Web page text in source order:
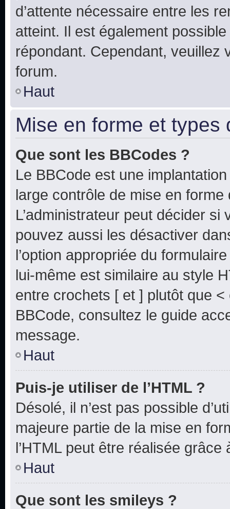
d’attente nécessaire entre les
atteint. Il est également
répondant. Cependant,
forum.
Haut
Mise en forme et types
Que sont les BBCodes ?
Le BBCode est une
large contrôle de mise en forme
L’administrateur peut décider
pouvez aussi les désactiver
l’option appropriée du
lui-même est similaire au style
entre crochets [ et ] plutôt que
BBCode, consultez le guide
message.
Haut
Puis-je utiliser de l’HTML ?
Désolé, il n’est pas possible
majeure partie de la mise en
l’HTML peut être réalisée grâce
Haut
Que sont les smileys ?